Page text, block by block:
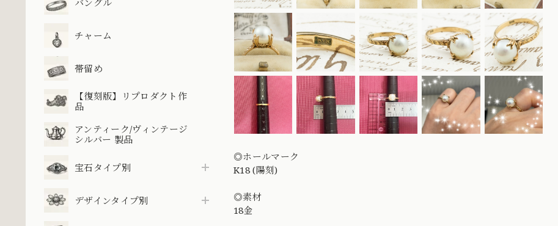
チャーム
帯留め
【復刻版】リプロダクト作
品
アンティーク/ヴィンテージ
シルバー 製品
宝石タイプ別
デザインタイプ別
◎ホールマーク
K18 (陽刻)
◎素材
18金